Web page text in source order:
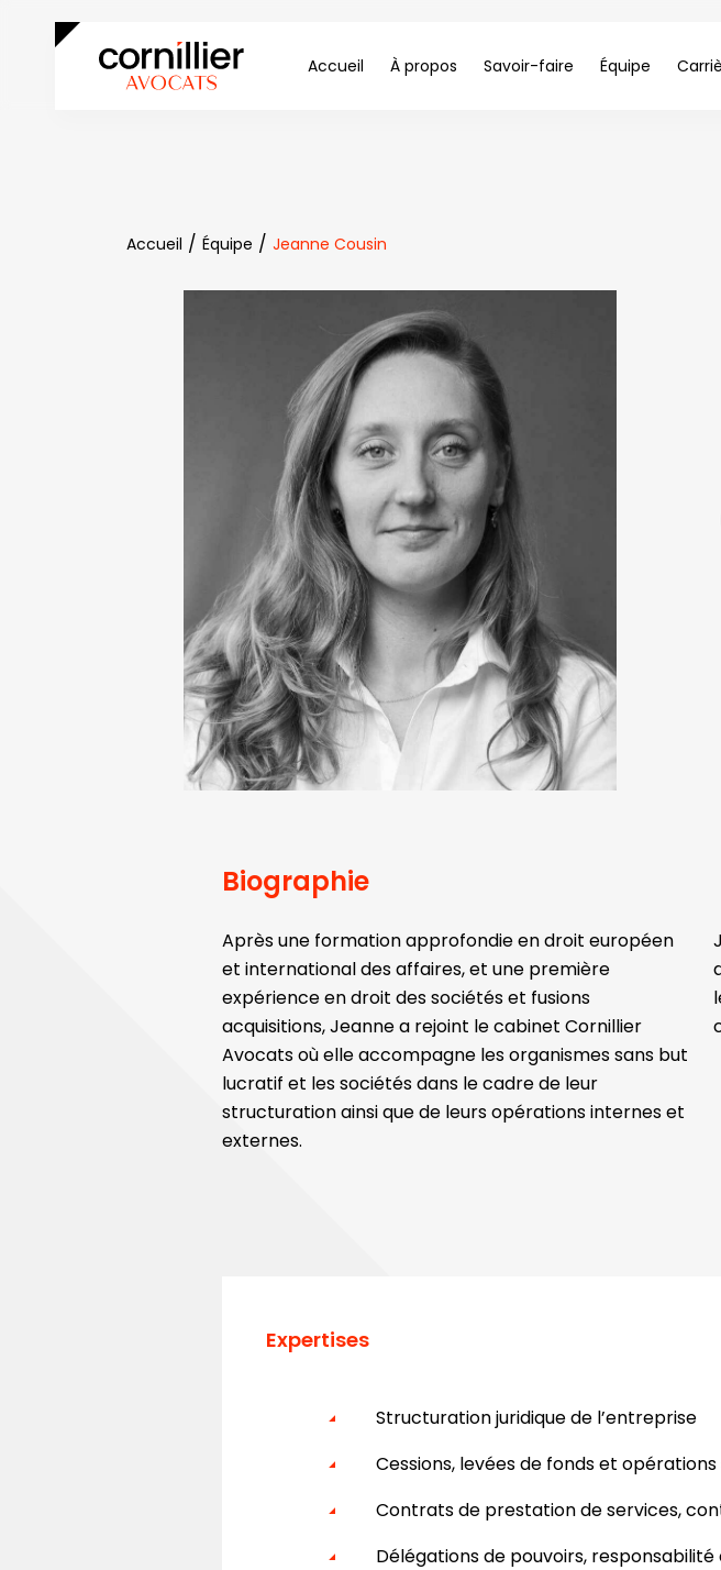
Accueil À propos Savoir-faire Équipe
Accueil Équipe Jeanne Cousin
Biographie
Après une formation approfondie en droit européen
et international des affaires, et une première
expérience en droit des sociétés et fusions
acquisitions, Jeanne a rejoint le cabinet Cornillier
Avocats où elle accompagne les organismes sans but
lucratif et les sociétés dans le cadre de leur
structuration ainsi que de leurs opérations internes et
externes.
Expertises
Structuration juridique de l’entreprise
Cessions, levées de fonds et
Contrats de prestation de services,
Délégations de pouvoirs,